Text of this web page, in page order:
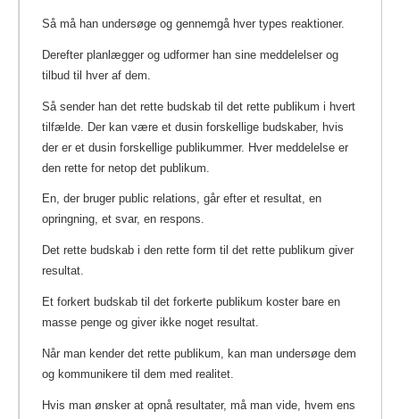
Så må han undersøge og gennemgå hver types reaktioner.
Derefter planlægger og udformer han sine meddelelser og
tilbud til hver af dem.
Så sender han det rette budskab til det rette publikum i hvert
tilfælde. Der kan være et dusin forskellige budskaber, hvis
der er et dusin forskellige publikummer. Hver meddelelse er
den rette for netop det publikum.
En, der bruger public relations, går efter et resultat, en
opringning, et svar, en respons.
Det rette budskab i den rette form til det rette publikum giver
resultat.
Et forkert budskab til det forkerte publikum koster bare en
masse penge og giver ikke noget resultat.
Når man kender det rette publikum, kan man undersøge dem
og kommunikere til dem med realitet.
Hvis man ønsker at opnå resultater, må man vide, hvem ens